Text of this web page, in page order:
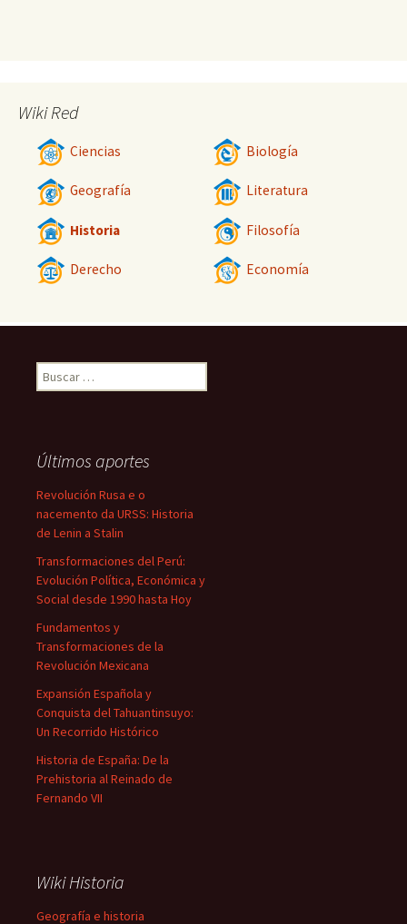
Wiki Red
Ciencias Biología
Geografía Literatura
Historia Filosofía
Derecho Economía
Buscar:
Últimos aportes
Revolución Rusa e o
nacemento da URSS: Historia
de Lenin a Stalin
Transformaciones del Perú:
Evolución Política, Económica y
Social desde 1990 hasta Hoy
Fundamentos y
Transformaciones de la
Revolución Mexicana
Expansión Española y
Conquista del Tahuantinsuyo:
Un Recorrido Histórico
Historia de España: De la
Prehistoria al Reinado de
Fernando VII
Wiki Historia
Geografía e historia